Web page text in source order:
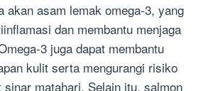
akan asam lemak omega-3, yang
dan membantu menjaga
3 juga dapat membantu
kulit serta mengurangi risiko
sinar matahari. Selain itu, salmon